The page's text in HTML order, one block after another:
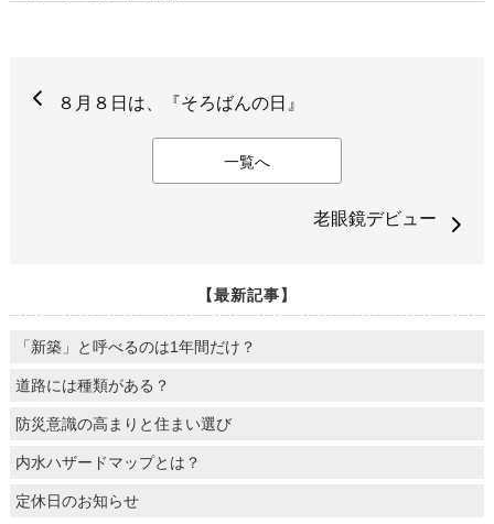
８月８日は、『そろばんの日』
一覧へ
老眼鏡デビュー
【最新記事】
「新築」と呼べるのは1年間だけ？
道路には種類がある？
防災意識の高まりと住まい選び
内水ハザードマップとは？
定休日のお知らせ